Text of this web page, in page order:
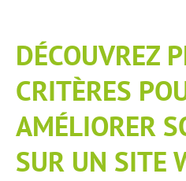
DÉCOUVREZ
CRITÈRES
AMÉLIORER
SUR UN SITE